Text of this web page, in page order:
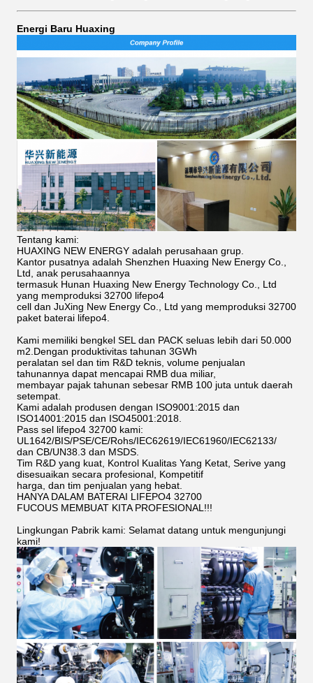
Energi Baru Huaxing
Tentang kami:
HUAXING NEW ENERGY adalah perusahaan grup.
Kantor pusatnya adalah Shenzhen Huaxing New Energy Co.,
Ltd, anak perusahaannya
termasuk Hunan Huaxing New Energy Technology Co., Ltd
yang memproduksi 32700 lifepo4
cell dan JuXing New Energy Co., Ltd yang memproduksi 32700
paket baterai lifepo4.
Kami memiliki bengkel SEL dan PACK seluas lebih dari 50.000
m2.Dengan produktivitas tahunan 3GWh
peralatan sel dan tim R&D teknis, volume penjualan
tahunannya dapat mencapai RMB dua miliar,
membayar pajak tahunan sebesar RMB 100 juta untuk daerah
setempat.
Kami adalah produsen dengan ISO9001:2015 dan
ISO14001:2015 dan ISO45001:2018.
Pass sel lifepo4 32700 kami:
UL1642/BIS/PSE/CE/Rohs/IEC62619/IEC61960/IEC62133/
dan CB/UN38.3 dan MSDS.
Tim R&D yang kuat, Kontrol Kualitas Yang Ketat, Serive yang
disesuaikan secara profesional, Kompetitif
harga, dan tim penjualan yang hebat.
HANYA DALAM BATERAI LIFEPO4 32700
FUCOUS MEMBUAT KITA PROFESIONAL!!!
Lingkungan Pabrik kami: Selamat datang untuk mengunjungi
kami!